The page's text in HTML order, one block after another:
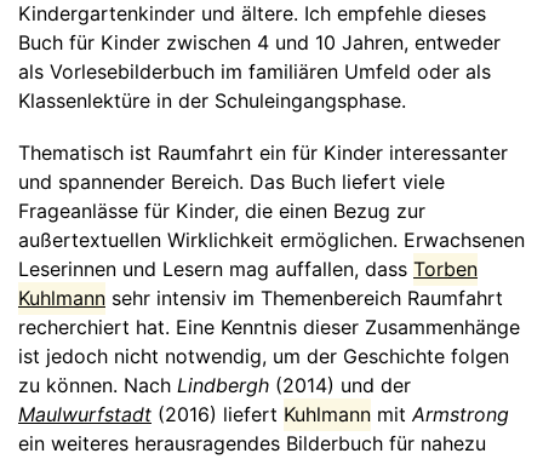
Kindergartenkinder und ältere. Ich empfehle dieses
Buch für Kinder zwischen 4 und 10 Jahren, entweder
als Vorlesebilderbuch im familiären Umfeld oder als
Klassenlektüre in der Schuleingangsphase.
Thematisch ist Raumfahrt ein für Kinder interessanter
und spannender Bereich. Das Buch liefert viele
Frageanlässe für Kinder, die einen Bezug zur
außertextuellen Wirklichkeit ermöglichen. Erwachsenen
Leserinnen und Lesern mag auffallen, dass Torben
Kuhlmann sehr intensiv im Themenbereich Raumfahrt
recherchiert hat. Eine Kenntnis dieser Zusammenhänge
ist jedoch nicht notwendig, um der Geschichte folgen
zu können. Nach Lindbergh (2014) und der
Maulwurfstadt (2016) liefert Kuhlmann mitArmstrong
ein weiteres herausragendes Bilderbuch für nahezu